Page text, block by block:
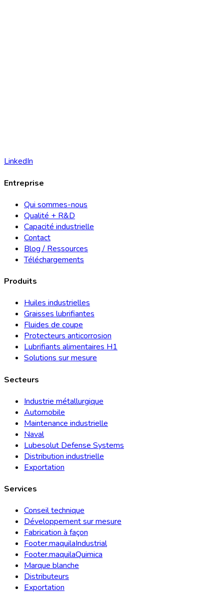
LinkedIn
Entreprise
Qui sommes-nous
Qualité + R&D
Capacité industrielle
Contact
Blog / Ressources
Téléchargements
Produits
Huiles industrielles
Graisses lubrifiantes
Fluides de coupe
Protecteurs anticorrosion
Lubrifiants alimentaires H1
Solutions sur mesure
Secteurs
Industrie métallurgique
Automobile
Maintenance industrielle
Naval
Lubesolut Defense Systems
Distribution industrielle
Exportation
Services
Conseil technique
Développement sur mesure
Fabrication à façon
Footer.maquilaIndustrial
Footer.maquilaQuimica
Marque blanche
Distributeurs
Exportation